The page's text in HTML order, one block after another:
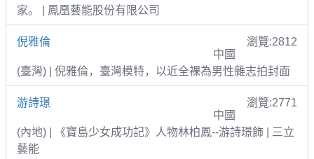
家。 | 鳳凰藝能股份有限公司
倪雅倫
瀏覽:2812
中國
(臺灣) | 倪雅倫，臺灣模特，以近全裸為男性雜志拍封面
游詩璟
瀏覽:2771
中國
(內地) | 《寶島少女成功記》人物林柏鳳--游詩璟飾 | 三立
藝能